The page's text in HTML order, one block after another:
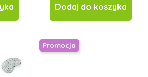
Dodaj do koszyka
Promocja